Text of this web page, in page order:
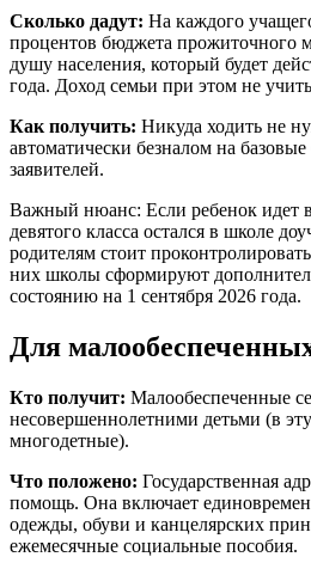
Сколько дадут: На каждого
процентов бюджета прожиточного
душу населения, который будет
года. Доход семьи при этом не
Как получить: Никуда ходить не
автоматически безналом на базовые
заявителей.
Важный нюанс: Если ребенок идет
девятого класса остался в школе
родителям стоит
них школы сформируют
состоянию на 1 сентября 2026 года.
Для
Кто получит: Малообеспеченные
несовершеннолетними детьми (в
многодетные).
Что положено: Государственная
помощь. Она включает
одежды, обуви и канцелярских
ежемесячные социальные пособия.